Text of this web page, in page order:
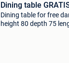
Dining table
Dining table for free
height 80 depth 75